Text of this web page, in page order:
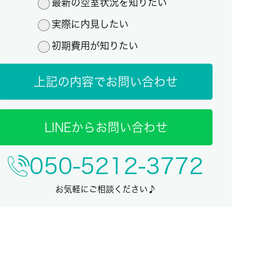
最新の空室状況を知りたい
実際に内見したい
初期費用が知りたい
上記の内容でお問い合わせ
LINEからお問い合わせ
050-5212-3772
お気軽にご相談ください♪